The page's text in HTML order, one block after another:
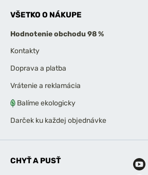
VŠETKO O NÁKUPE
Hodnotenie obchodu 98 %
Kontakty
Doprava a platba
Vrátenie a reklamácia
Balíme ekologicky
Darček ku každej objednávke
CHYŤ A PUSŤ